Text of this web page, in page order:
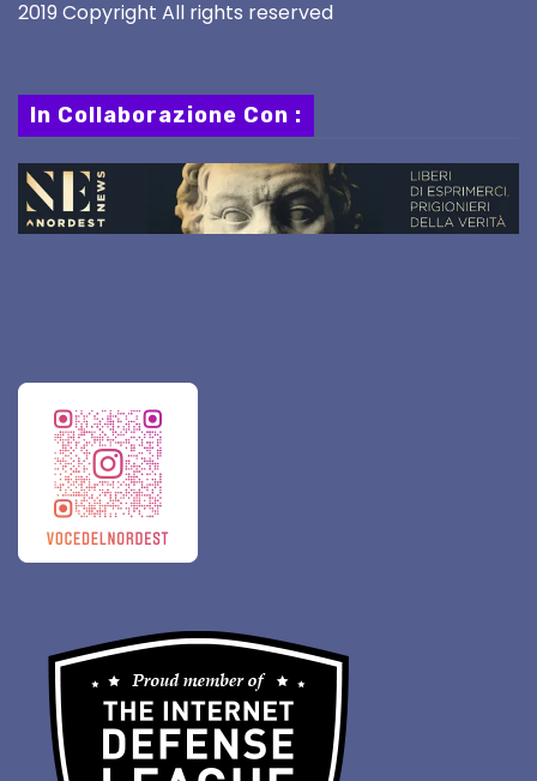
2019 Copyright All rights reserved
In Collaborazione Con :